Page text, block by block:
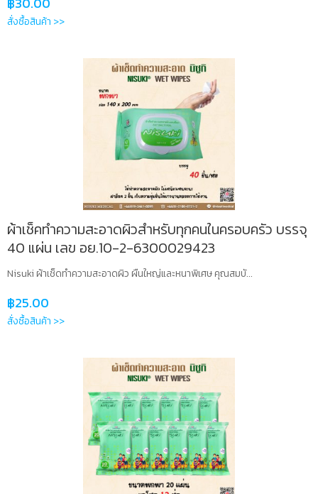
สั่งซื้อสินค้า >>
ผ้าเช็คทำความสะอาดผิวสำหรับทุกคนในครอบครัว บรรจุ
40 แผ่น เลข อย.10-2-6300029423
Nisuki ผ้าเช็ดทำความสะอาดผิว ผืนใหญ่และหนาพิเศษ คุณสมบั...
฿25.00
สั่งซื้อสินค้า >>